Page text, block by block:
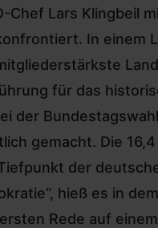
Chef Lars Klingbeil
In einem
für das
der Bundestagswahl
gemacht. Die
der
hieß es in
Rede auf